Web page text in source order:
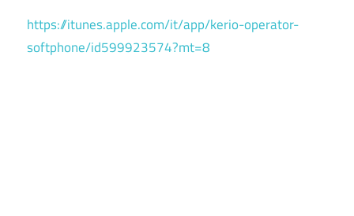
https://itunes.apple.com/it/app/kerio-operator-
softphone/id599923574?mt=8